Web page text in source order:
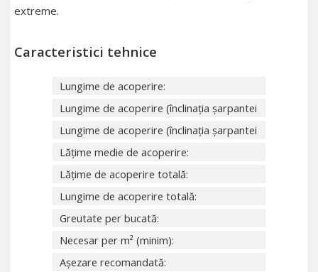
extreme.
Caracteristici tehnice
Lungime de acoperire:
Lungime de acoperire (înclinația șarpantei
20°-21°):
Lungime de acoperire (înclinația șarpantei
începând de la 22°):
Lățime medie de acoperire:
Lățime de acoperire totală:
Lungime de acoperire totală:
Greutate per bucată:
Necesar per m² (minim):
Așezare recomandată: